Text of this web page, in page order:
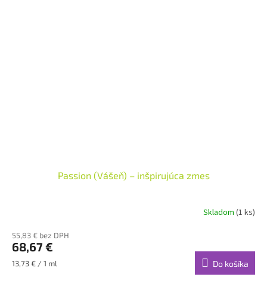
Passion (Vášeň) – inšpirujúca zmes
Skladom (1 ks)
55,83 € bez DPH
68,67 €
Jednotková
13,73 € / 1 ml Do košíka